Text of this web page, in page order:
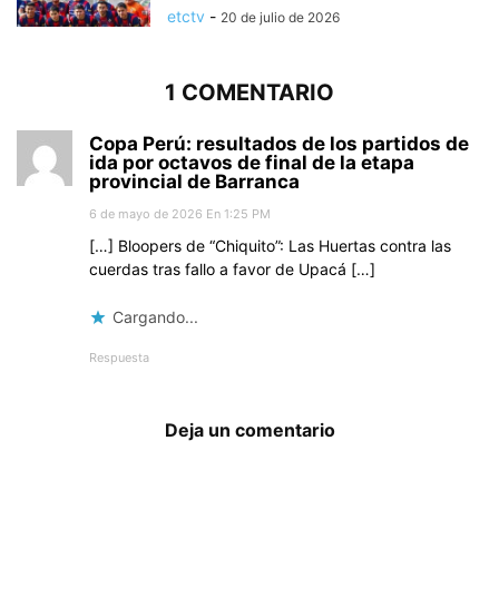
etctv - 20 de julio de 2026
1 COMENTARIO
Copa Perú: resultados de los partidos de
ida por octavos de final de la etapa
provincial de Barranca
6 de mayo de 2026 En 1:25 PM
[…] Bloopers de “Chiquito”: Las Huertas contra las
cuerdas tras fallo a favor de Upacá […]
Cargando...
Respuesta
Deja un comentario